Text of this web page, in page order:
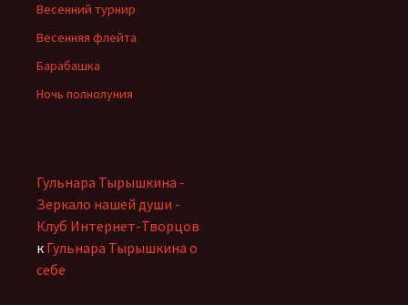
Весенний турнир
Весенняя флейта
Барабашка
Ночь полнолуния
Гульнара Тырышкина -
Зеркало нашей души -
Клуб Интернет-Творцов
к Гульнара Тырышкина о
себе